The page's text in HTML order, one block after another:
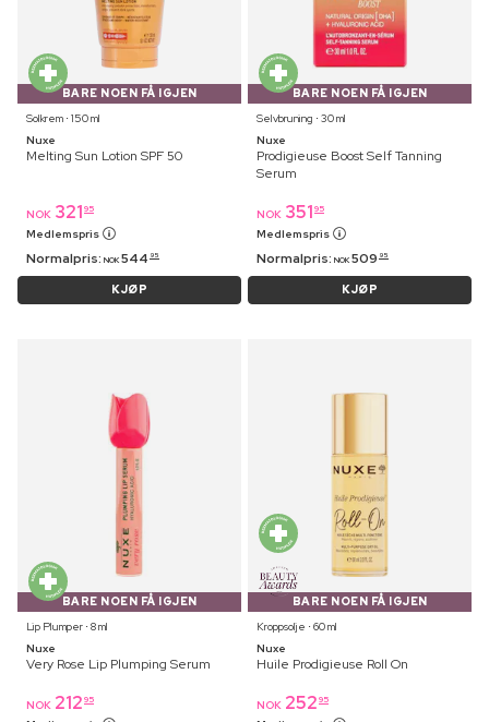
BARE NOEN FÅ IGJEN
Solkrem ⋅ 150 ml
Nuxe
Melting Sun Lotion SPF 50
NOK 321 95
Medlemspris
Normalpris: NOK 544 95
KJØP
BARE NOEN FÅ IGJEN
Selvbruning ⋅ 30 ml
Nuxe
Prodigieuse Boost Self Tanning
Serum
NOK 351 95
Medlemspris
Normalpris: NOK 509 95
KJØP
BARE NOEN FÅ IGJEN
Lip Plumper ⋅ 8 ml
Nuxe
Very Rose Lip Plumping Serum
NOK 212 95
BARE NOEN FÅ IGJEN
Kroppsolje ⋅ 60 ml
Nuxe
Huile Prodigieuse Roll On
NOK 252 95